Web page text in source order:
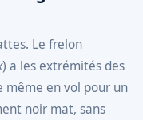
Le frelon
) a les extrémités des
même en vol pour un
noir mat, sans